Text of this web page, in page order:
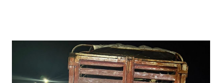
día, quien sacó un arma de fuego y disparo contra él, por lo
que las lesiones provocadas por este ataque armado
originaron que el edil perdiera la vida en el lugar. Además,